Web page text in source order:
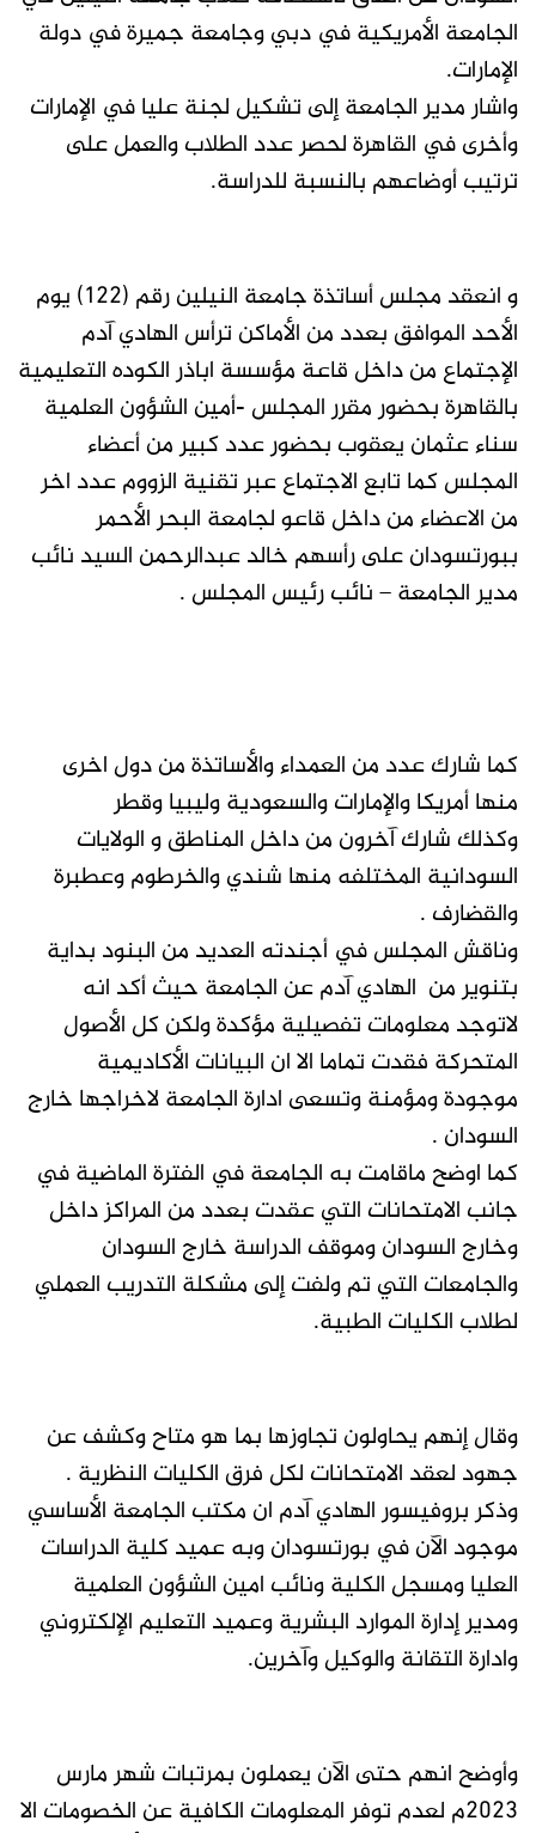
الجامعة الأمريكية في دبي وجامعة جميرة في دولة
الإمارات.
واشار مدير الجامعة إلى تشكيل لجنة عليا في الإمارات
وأخرى في القاهرة لحصر عدد الطلاب والعمل على
ترتيب أوضاعهم بالنسبة للدراسة.
و انعقد مجلس أساتذة جامعة النيلين رقم (١٢٢) يوم
الأحد الموافق بعدد من الأماكن ترأس الهادي آدم
الإجتماع من داخل قاعة مؤسسة اباذر الكوده التعليمية
بالقاهرة بحضور مقرر المجلس -أمين الشؤون العلمية
سناء عثمان يعقوب بحضور عدد كبير من أعضاء
المجلس كما تابع الاجتماع عبر تقنية الزووم عدد اخر
من الاعضاء من داخل قاعو لجامعة البحر الأحمر
ببورتسودان على رأسهم خالد عبدالرحمن السيد نائب
مدير الجامعة – نائب رئيس المجلس .
كما شارك عدد من العمداء والأساتذة من دول اخرى
منها أمريكا والإمارات والسعودية وليبيا وقطر
وكذلك شارك آخرون من داخل المناطق و الولايات
السودانية المختلفه منها شندي والخرطوم وعطبرة
والقضارف .
وناقش المجلس في أجندته العديد من البنود بداية
بتنوير من الهادي آدم عن الجامعة حيث أكد انه
لاتوجد معلومات تفصيلية مؤكدة ولكن كل الأصول
المتحركة فقدت تماما الا ان البيانات الأكاديمية
موجودة ومؤمنة وتسعى ادارة الجامعة لاخراجها خارج
السودان .
كما اوضح ماقامت به الجامعة في الفترة الماضية في
جانب الامتحانات التي عقدت بعدد من المراكز داخل
وخارج السودان وموقف الدراسة خارج السودان
والجامعات التي تم ولفت إلى مشكلة التدريب العملي
لطلاب الكليات الطبية.
وقال إنهم يحاولون تجاوزها بما هو متاح وكشف عن
جهود لعقد الامتحانات لكل فرق الكليات النظرية .
وذكر بروفيسور الهادي آدم ان مكتب الجامعة الأساسي
موجود الآن في بورتسودان وبه عميد كلية الدراسات
العليا ومسجل الكلية ونائب امين الشؤون العلمية
ومدير إدارة الموارد البشرية وعميد التعليم الإلكتروني
وادارة التقانة والوكيل وآخرين.
وأوضح انهم حتى الآن يعملون بمرتبات شهر مارس
٢٠٢٣م لعدم توفر المعلومات الكافية عن الخصومات الا